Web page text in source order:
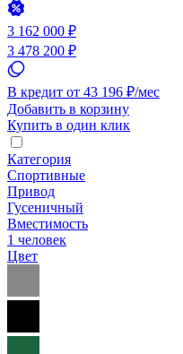
3 162 000 ₽
3 478 200 ₽
В кредит от 43 196 ₽/мес
Добавить в корзину
Купить в один клик
Категория
Спортивные
Привод
Гусеничный
Вместимость
1 человек
Цвет